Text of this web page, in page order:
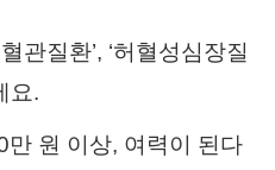
관질환’, ‘허혈성심장질
요.
만 원 이상, 여력이 된다